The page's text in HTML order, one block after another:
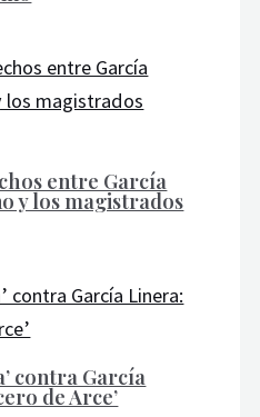
entre García
y los magistrados
contra García
de Arce’